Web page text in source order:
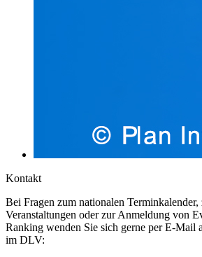
Kontakt
Bei Fragen zum nationalen
Veranstaltungen oder zur Anmeldung von
Ranking wenden Sie sich gerne per E-Mail
im DLV: